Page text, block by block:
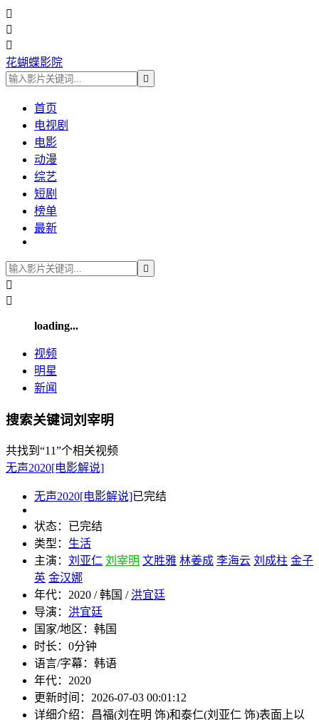



花蝴蝶影院

首页
电视剧
电影
动漫
综艺
短剧
榜单
最新



loading...
视频
明星
新闻
搜索关键词刘宰明
共找到 “11”个相关视频
无声2020[电影解说]
无声2020[电影解说]已完结
状态： 已完结
类型： 生活
主演： 刘亚仁 刘宰明 文胜雅 林姜成 李海云 刘成柱 金子
英 金汉娜
年代： 2020 / 韩国 / 洪宜廷
导演： 洪宜廷
国家/地区： 韩国
时长： 0分钟
语言/字幕： 韩语
年代： 2020
更新时间： 2026-07-03 00:01:12
详细介绍： 昌福(刘在明 饰)和泰仁(刘亚仁 饰)表面上以